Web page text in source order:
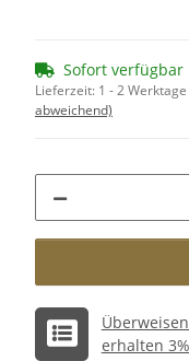
Sofort verfügbar
Lieferzeit: 1 - 2 Werktage
abweichend)
erhalten